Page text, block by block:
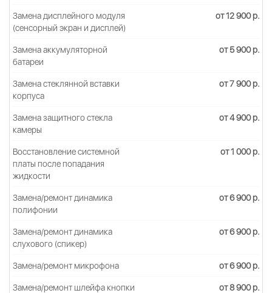
Замена дисплейного модуля
(сенсорный экран и дисплей)
от 12 900 р.
Замена аккумуляторной
батареи
от 5 900 р.
Замена стеклянной вставки
корпуса
от 7 900 р.
Замена защитного стекла
камеры
от 4 900 р.
Восстановление системной
платы после попадания
жидкости
от 1 000 р.
Замена/ремонт динамика
полифонии
от 6 900 р.
Замена/ремонт динамика
слухового (спикер)
от 6 900 р.
Замена/ремонт микрофона от 6 900 р.
Замена/ремонт шлейфа кнопки
от 8 900 р.